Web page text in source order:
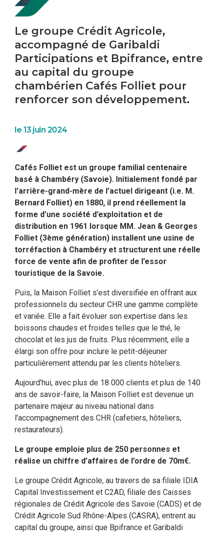
Le groupe Crédit Agricole,
accompagné de Garibaldi
Participations et Bpifrance, entre
au capital du groupe
chambérien Cafés Folliet pour
renforcer son développement.
le 13 juin 2024
Cafés Folliet est un groupe familial centenaire
basé à Chambéry (Savoie). Initialement fondé par
l’arrière-grand-mère de l’actuel dirigeant (i.e. M.
Bernard Folliet) en 1880, il prend réellement la
forme d’une société d’exploitation et de
distribution en 1961 lorsque MM. Jean & Georges
Folliet (3ème génération) installent une usine de
torréfaction à Chambéry et structurent une réelle
force de vente afin de profiter de l’essor
touristique de la Savoie.
Puis, la Maison Folliet s’est diversifiée en offrant aux
professionnels du secteur CHR une gamme complète
et variée. Elle a fait évoluer son expertise dans les
boissons chaudes et froides telles que le thé, le
chocolat et les jus de fruits. Plus récemment, elle a
élargi son offre pour inclure le petit-déjeuner
particulièrement attendu par les clients hôteliers.
Aujourd’hui, avec plus de 18 000 clients et plus de 140
ans de savoir-faire, la Maison Folliet est devenue un
partenaire majeur au niveau national dans
l’accompagnement des CHR (cafetiers, hôteliers,
restaurateurs).
Le groupe emploie plus de 250 personnes et
réalise un chiffre d’affaires de l’ordre de 70m€.
Le groupe Crédit Agricole, au travers de sa filiale IDIA
Capital Investissement et C2AD, filiale des Caisses
régionales de Crédit Agricole des Savoie (CADS) et de
Crédit Agricole Sud Rhône-Alpes (CASRA), entrent au
capital du groupe, ainsi que Bpifrance et Garibaldi